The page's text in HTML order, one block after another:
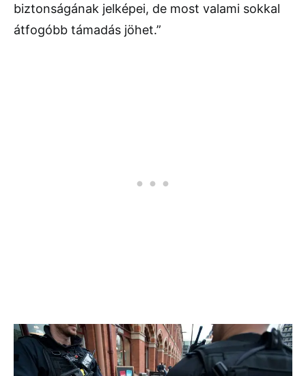
biztonságának jelképei, de most valami sokkal
átfogóbb támadás jöhet.”